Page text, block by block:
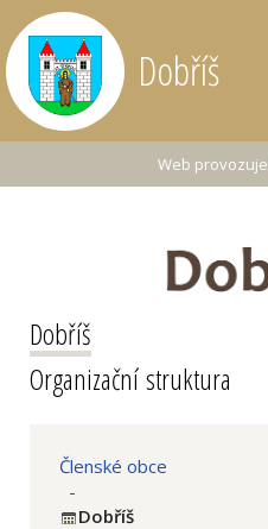
Dobříš
Web provozuje
Dobříš
Organizační struktura
Členské obce
-
Dobříš